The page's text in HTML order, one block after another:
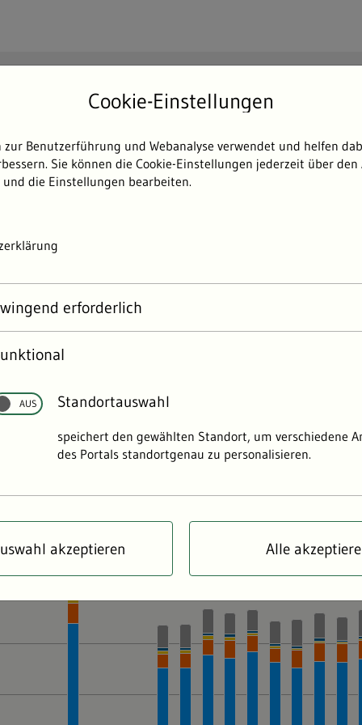
Themen Umweltdaten
Rohstoffe sind ein
Baden-Württembergs
werden vor allem Steine- und Erden-Rohstoffe
gewonnen, aber auch Industriemineralien werden
Cookie-Einstellungen
zur Benutzerführung und Webanalyse verwendet und helfen
Sie können die Cookie-Einstellungen jederzeit über
und die Einstellungen bearbeiten.
erforderlich
Standortauswahl
speichert den gewählten Standort, um verschiedene
des Portals standortgenau zu personalisieren.
akzeptieren Alle